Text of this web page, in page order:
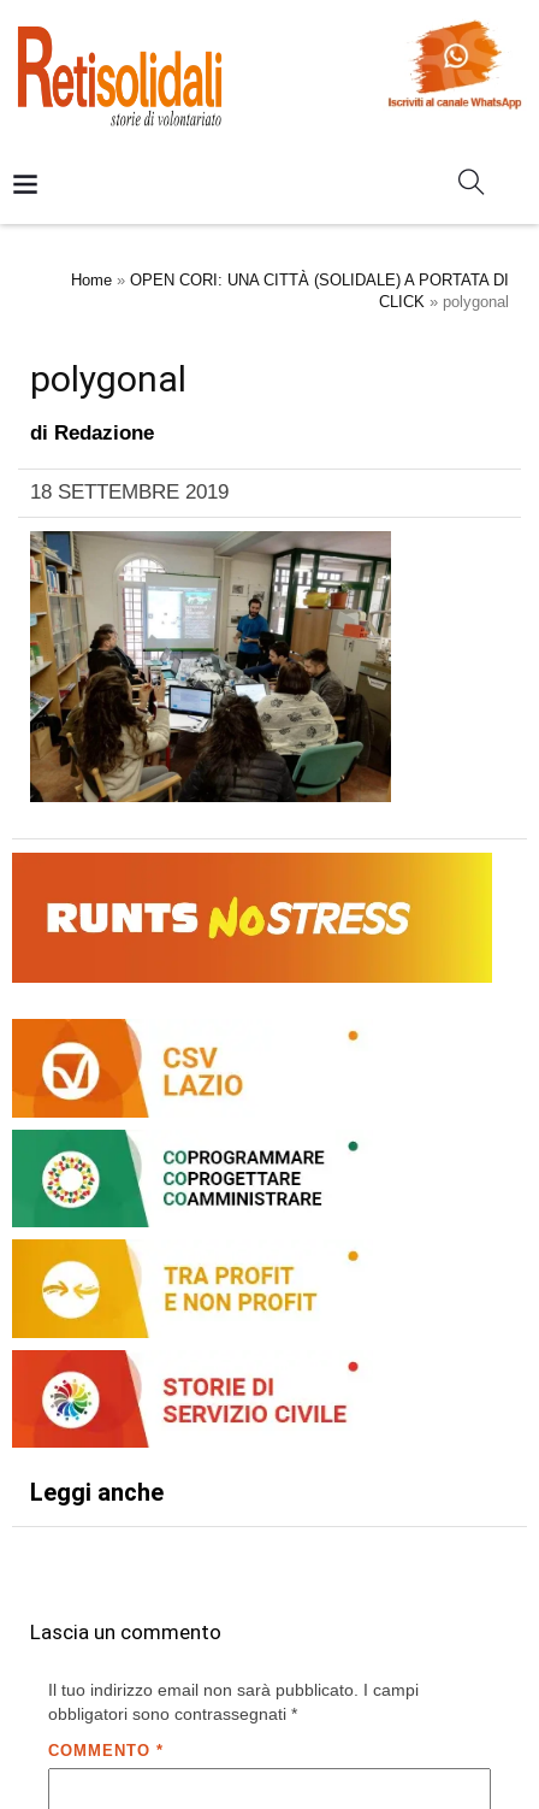
Home » OPEN CORI: UNA CITTÀ (SOLIDALE) A PORTATA DI
CLICK » polygonal
polygonal
di Redazione
18 SETTEMBRE 2019
Leggi anche
Lascia un commento
Il tuo indirizzo email non sarà pubblicato. I campi
obbligatori sono contrassegnati *
COMMENTO *